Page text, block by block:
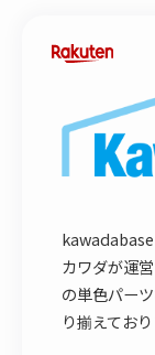
カワダが運
の単色パー
り揃えており